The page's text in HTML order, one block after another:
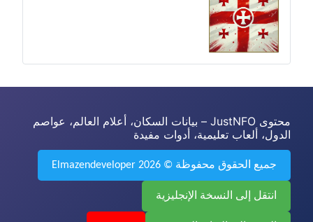
محتوى JustNFO – بيانات السكان، أعلام العالم، عواصم
الدول، ألعاب تعليمية، أدوات مفيدة
جميع الحقوق محفوظة © 2026 Elmazendeveloper
انتقل إلى النسخة الإنجليزية